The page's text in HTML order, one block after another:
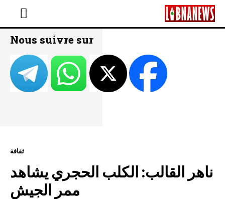
Nous suivre sur
ثقافة
ناهر القالب: الكلب الحجري يشاهد
ممر الجيش